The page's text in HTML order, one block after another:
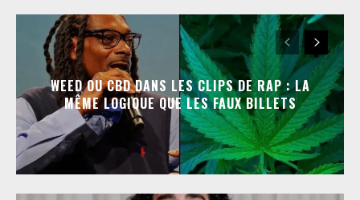
WEED OU CBD DANS LES CLIPS DE RAP : LA
MÊME LOGIQUE QUE LES FAUX BILLETS